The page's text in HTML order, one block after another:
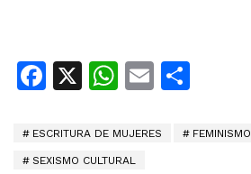
Facebook
X WhatsApp
Email
ESCRITURA DE MUJERES FEMINISMO
SEXISMO CULTURAL